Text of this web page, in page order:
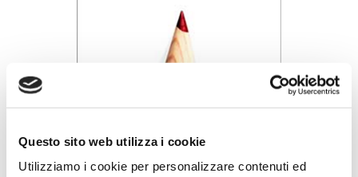
Questo sito web utilizza i cookie
Utilizziamo i cookie per personalizzare contenuti ed